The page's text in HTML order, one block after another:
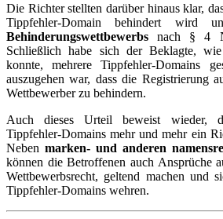
Die Richter stellten darüber hinaus klar,
Tippfehler-Domain behindert
Behinderungswettbewerbs nach § 4
Schließlich habe sich der Beklagte,
konnte, mehrere Tippfehler-Domains
auszugehen war, dass die Registrierung
Wettbewerber zu behindern.
Auch dieses Urteil beweist wieder,
Tippfehler-Domains mehr und mehr ein
Neben marken- und anderen
können die Betroffenen auch Ansprüche
Wettbewerbsrecht, geltend machen und
Tippfehler-Domains wehren.